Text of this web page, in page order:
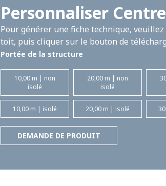
Personnaliser
Pour générer une fiche technique,
toit, puis cliquer sur le bouton de
Portée de la structure
10,00 m | non
isolé
20,00 m | non
isolé
10,00 m | isolé 20,00 m | isolé
DEMANDE DE PRODUIT